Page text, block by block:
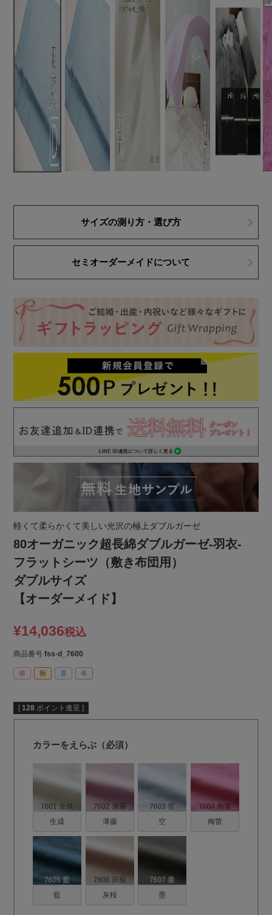
サイズの測り方・選び方
セミオーダーメイドについて
軽くて柔らかくて美しい光沢の極上ダブルガーゼ
80オーガニック超長綿ダブルガーゼ-羽衣-
フラットシーツ（敷き布団用）
ダブルサイズ
【オーダーメイド】
¥14,036税込
商品番号 fss-d_7600
春 秋 夏 冬
[ 128 ポイント進呈 ]
カラーをえらぶ（必須）
生成 薄藤 空 梅蕾
藍 灰桜 墨